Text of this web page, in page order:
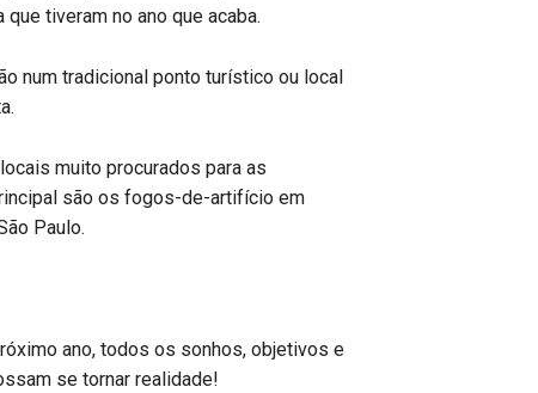
tiveram no ano que acaba.
num tradicional ponto turístico ou local
muito procurados para as
são os fogos-de-artifício em
Paulo.
ano, todos os sonhos, objetivos e
se tornar realidade!